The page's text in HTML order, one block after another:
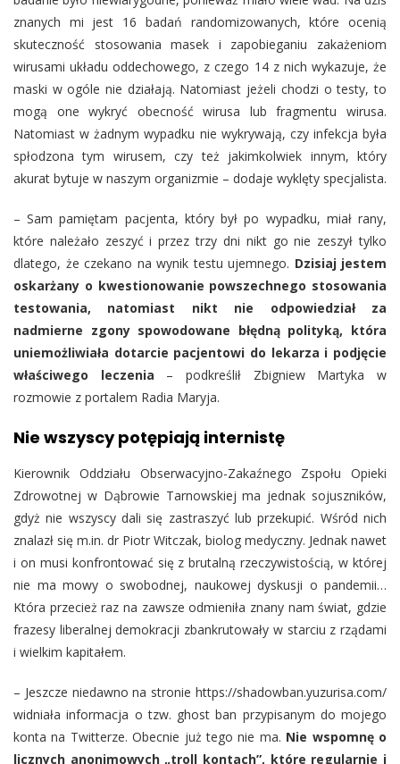
znanych mi jest 16 badań randomizowanych, które ocenią
skuteczność stosowania masek i zapobieganiu zakażeniom
wirusami układu oddechowego, z czego 14 z nich wykazuje, że
maski w ogóle nie działają. Natomiast jeżeli chodzi o testy, to
mogą one wykryć obecność wirusa lub fragmentu wirusa.
Natomiast w żadnym wypadku nie wykrywają, czy infekcja była
spłodzona tym wirusem, czy też jakimkolwiek innym, który
akurat bytuje w naszym organizmie – dodaje wyklęty specjalista.
– Sam pamiętam pacjenta, który był po wypadku, miał rany,
które należało zeszyć i przez trzy dni nikt go nie zeszył tylko
dlatego, że czekano na wynik testu ujemnego. Dzisiaj jestem
oskarżany o kwestionowanie powszechnego stosowania
testowania, natomiast nikt nie odpowiedział za
nadmierne zgony spowodowane błędną polityką, która
uniemożliwiała dotarcie pacjentowi do lekarza i podjęcie
właściwego leczenia – podkreślił Zbigniew Martyka w
rozmowie z portalem Radia Maryja.
Nie wszyscy potępiają internistę
Kierownik Oddziału Obserwacyjno-Zakaźnego Zspołu Opieki
Zdrowotnej w Dąbrowie Tarnowskiej ma jednak sojuszników,
gdyż nie wszyscy dali się zastraszyć lub przekupić. Wśród nich
znalazł się m.in. dr Piotr Witczak, biolog medyczny. Jednak nawet
i on musi konfrontować się z brutalną rzeczywistością, w której
nie ma mowy o swobodnej, naukowej dyskusji o pandemii…
Która przecież raz na zawsze odmieniła znany nam świat, gdzie
frazesy liberalnej demokracji zbankrutowały w starciu z rządami
i wielkim kapitałem.
– Jeszcze niedawno na stronie https://shadowban.yuzurisa.com/
widniała informacja o tzw. ghost ban przypisanym do mojego
konta na Twitterze. Obecnie już tego nie ma. Nie wspomnę o
licznych anonimowych „troll kontach”, które regularnie i